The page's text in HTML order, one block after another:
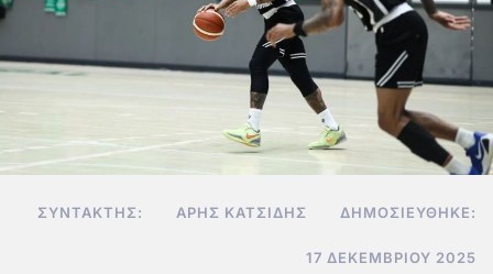
ΣΥΝΤΆΚΤΗΣ: ΆΡΗΣ ΚΑΤΣΊΔΗΣ ΔΗΜΟΣΙΕΎΘΗΚΕ:
17 ΔΕΚΕΜΒΡΊΟΥ 2025